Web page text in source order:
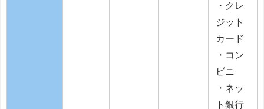
・クレ
ジット
カード
・コン
ビニ
・ネッ
ト銀行